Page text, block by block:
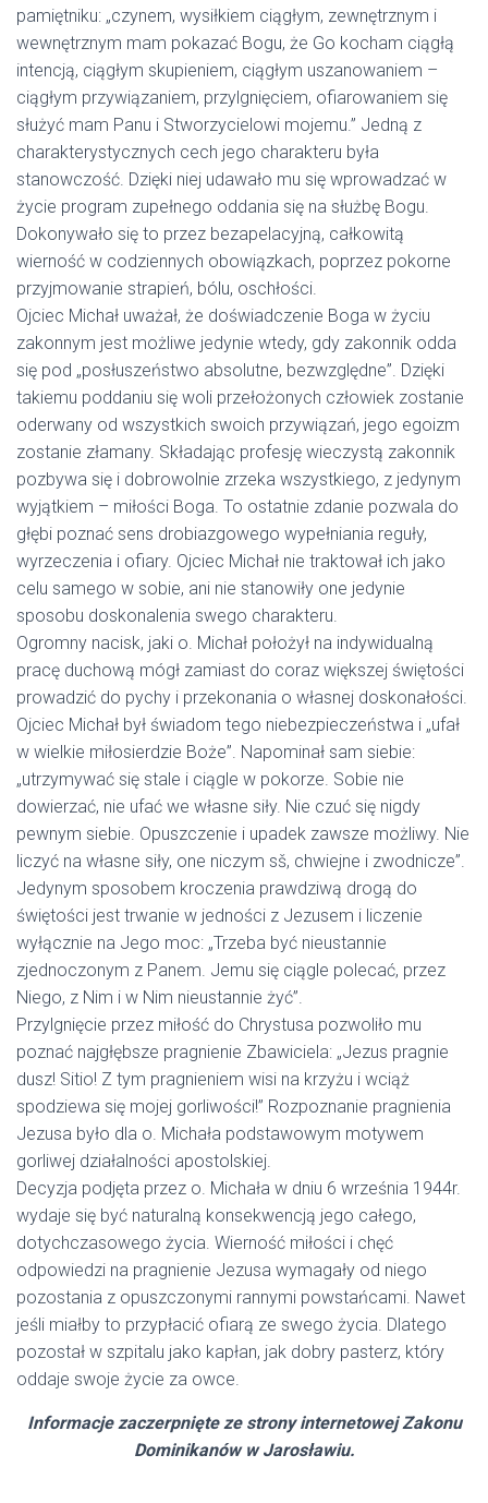
pamiętniku: „czynem, wysiłkiem ciągłym, zewnętrznym i
wewnętrznym mam pokazać Bogu, że Go kocham ciągłą
intencją, ciągłym skupieniem, ciągłym uszanowaniem –
ciągłym przywiązaniem, przylgnięciem, ofiarowaniem się
służyć mam Panu i Stworzycielowi mojemu.” Jedną z
charakterystycznych cech jego charakteru była
stanowczość. Dzięki niej udawało mu się wprowadzać w
życie program zupełnego oddania się na służbę Bogu.
Dokonywało się to przez bezapelacyjną, całkowitą
wierność w codziennych obowiązkach, poprzez pokorne
przyjmowanie strapień, bólu, oschłości.
Ojciec Michał uważał, że doświadczenie Boga w życiu
zakonnym jest możliwe jedynie wtedy, gdy zakonnik odda
się pod „posłuszeństwo absolutne, bezwzględne”. Dzięki
takiemu poddaniu się woli przełożonych człowiek zostanie
oderwany od wszystkich swoich przywiązań, jego egoizm
zostanie złamany. Składając profesję wieczystą zakonnik
pozbywa się i dobrowolnie zrzeka wszystkiego, z jedynym
wyjątkiem – miłości Boga. To ostatnie zdanie pozwala do
głębi poznać sens drobiazgowego wypełniania reguły,
wyrzeczenia i ofiary. Ojciec Michał nie traktował ich jako
celu samego w sobie, ani nie stanowiły one jedynie
sposobu doskonalenia swego charakteru.
Ogromny nacisk, jaki o. Michał położył na indywidualną
pracę duchową mógł zamiast do coraz większej świętości
prowadzić do pychy i przekonania o własnej doskonałości.
Ojciec Michał był świadom tego niebezpieczeństwa i „ufał
w wielkie miłosierdzie Boże”. Napominał sam siebie:
„utrzymywać się stale i ciągle w pokorze. Sobie nie
dowierzać, nie ufać we własne siły. Nie czuć się nigdy
pewnym siebie. Opuszczenie i upadek zawsze możliwy. Nie
liczyć na własne siły, one niczym sš, chwiejne i zwodnicze”.
Jedynym sposobem kroczenia prawdziwą drogą do
świętości jest trwanie w jedności z Jezusem i liczenie
wyłącznie na Jego moc: „Trzeba być nieustannie
zjednoczonym z Panem. Jemu się ciągle polecać, przez
Niego, z Nim i w Nim nieustannie żyć”.
Przylgnięcie przez miłość do Chrystusa pozwoliło mu
poznać najgłębsze pragnienie Zbawiciela: „Jezus pragnie
dusz! Sitio! Z tym pragnieniem wisi na krzyżu i wciąż
spodziewa się mojej gorliwości!” Rozpoznanie pragnienia
Jezusa było dla o. Michała podstawowym motywem
gorliwej działalności apostolskiej.
Decyzja podjęta przez o. Michała w dniu 6 września 1944r.
wydaje się być naturalną konsekwencją jego całego,
dotychczasowego życia. Wierność miłości i chęć
odpowiedzi na pragnienie Jezusa wymagały od niego
pozostania z opuszczonymi rannymi powstańcami. Nawet
jeśli miałby to przypłacić ofiarą ze swego życia. Dlatego
pozostał w szpitalu jako kapłan, jak dobry pasterz, który
oddaje swoje życie za owce.
Informacje zaczerpnięte ze strony internetowej Zakonu
Dominikanów w Jarosławiu.